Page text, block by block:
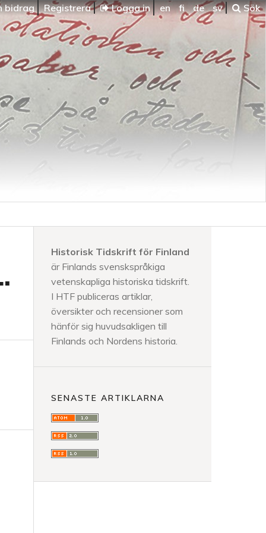
bidrag Registrera Logga in en fi de sv Sök
Historisk Tidskrift för Finland
är Finlands svenskspråkiga
vetenskapliga historiska tidskrift.
I HTF publiceras artiklar,
översikter och recensioner som
hänför sig huvudsakligen till
Finlands och Nordens historia.
SENASTE ARTIKLARNA